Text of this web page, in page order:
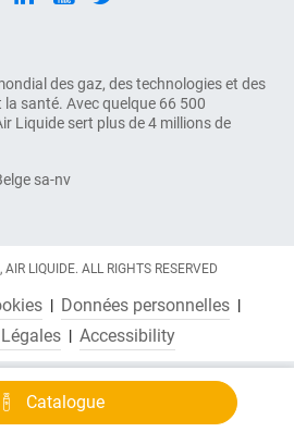
Catalogue
des gaz, des technologies et des
santé. Avec quelque 66 500
Liquide sert plus de 4 millions de
sa-nv
LIQUIDE. ALL RIGHTS RESERVED
Données personnelles
Accessibility